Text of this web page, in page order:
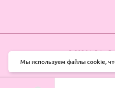
© 2026 InSale.
Мы используем файлы cookie,